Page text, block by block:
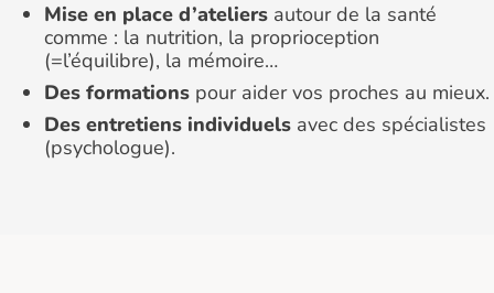
Mise en place d’ateliers autour de la santé
comme : la nutrition, la proprioception
(=l’équilibre), la mémoire…
Des formations pour aider vos proches au mieux.
Des entretiens individuels avec des spécialistes
(psychologue).